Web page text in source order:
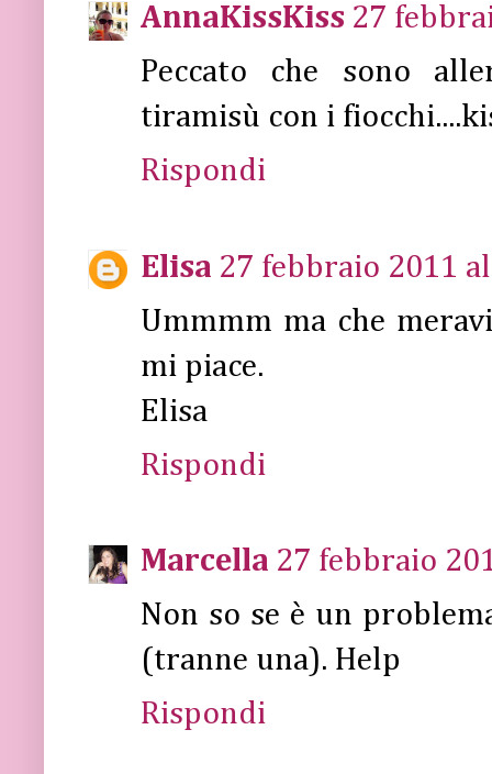
AnnaKissKiss 27
Peccato che sono
tiramisù con i
Rispondi
Elisa 27 febbraio 2011
Ummmm ma che
mi piace.
Elisa
Rispondi
Marcella 27 febbraio
Non so se è un
(tranne una). Help
Rispondi